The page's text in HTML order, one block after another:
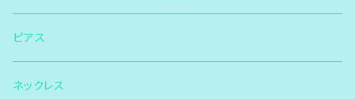
ピアス
ネックレス